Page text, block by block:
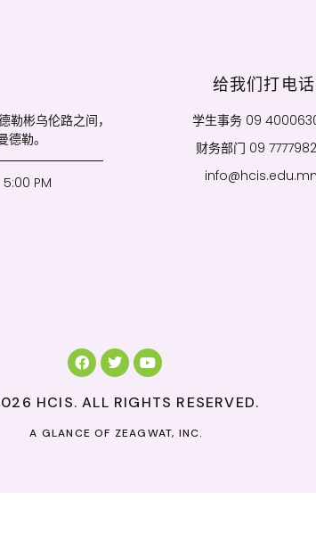
彬乌伦路之间，
勒。
PM
给我们打电话
学生事务 09
财务部门 09
HCIS. ALL RIGHTS RESERVED.
A GLANCE OF ZEAGWAT, INC.